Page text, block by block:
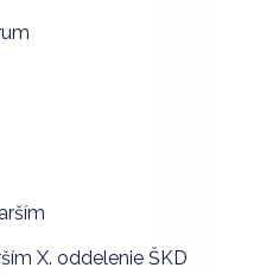
X. oddelenie ŠKD